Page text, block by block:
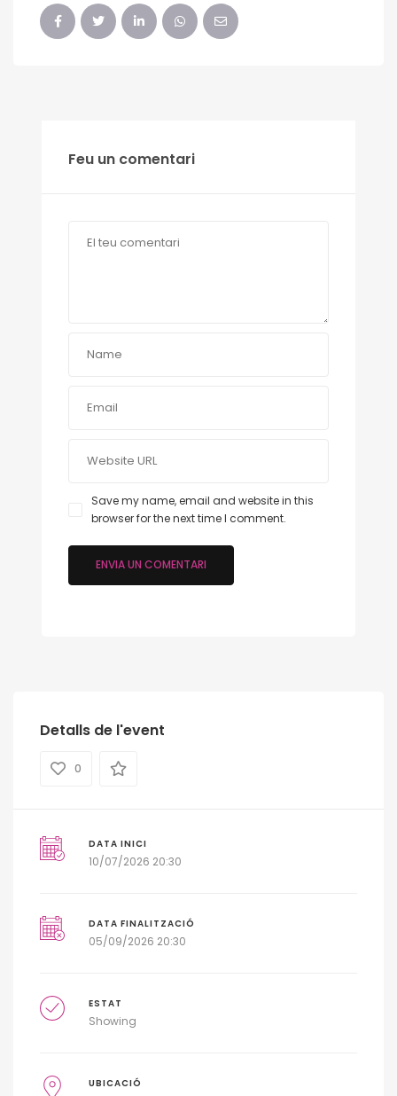
Feu un comentari
Save my name, email and website in this
browser for the next time I comment.
Detalls de l'event
0
DATA INICI
10/07/2026 20:30
DATA FINALITZACIÓ
05/09/2026 20:30
ESTAT
Showing
UBICACIÓ